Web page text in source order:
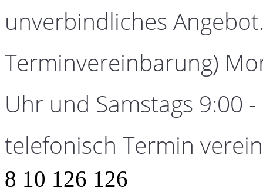
unverbindliches
Terminvereinbarung)
Uhr und Samstags 9:00
telefonisch Termin
8 10 126 126